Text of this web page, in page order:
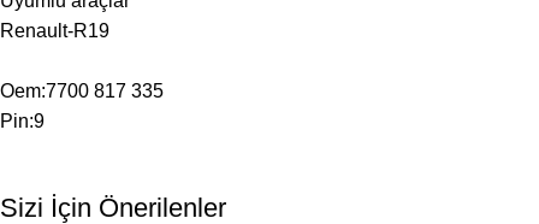
Renault-R19
Oem:7700 817 335
Pin:9
Sizi İçin Önerilenler